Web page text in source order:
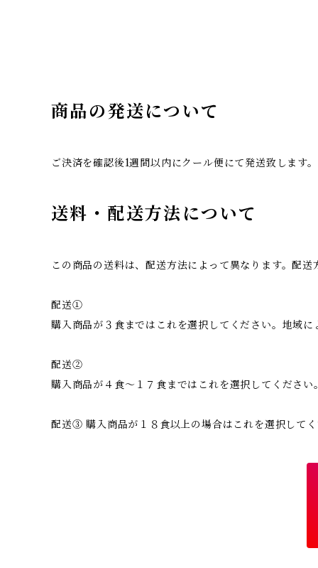
商品の発送について
ご決済を確認後1週間以内にクール便にて発送致します
送料・配送方法について
この商品の送料は、配送方法によって異なります。配
配送①
購入商品が３食まではこれを選択してください。地域に
配送②
購入商品が４食～１７食まではこれを選択してくださ
配送③ 購入商品が１８食以上の場合はこれを選択して